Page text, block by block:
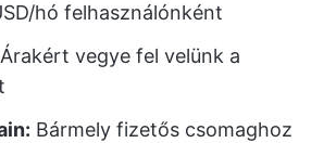
hó felhasználónként
Árakért vegye fel velünk a
Bármely fizetős csomaghoz